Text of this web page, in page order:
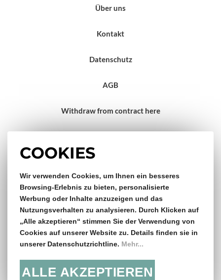
COOKIES
Wir verwenden Cookies, um Ihnen ein besseres
Browsing-Erlebnis zu bieten, personalisierte
Werbung oder Inhalte anzuzeigen und das
Nutzungsverhalten zu analysieren. Durch Klicken auf
„Alle akzeptieren“ stimmen Sie der Verwendung von
Cookies auf unserer Website zu. Details finden sie in
unserer Datenschutzrichtline. Mehr...
ALLE AKZEPTIEREN
Über uns
Kontakt
Datenschutz
AGB
Withdraw from contract here
Gratis Versand & Rückversand
ab €150,- Bestellwert
14 Tage Rückgaberecht